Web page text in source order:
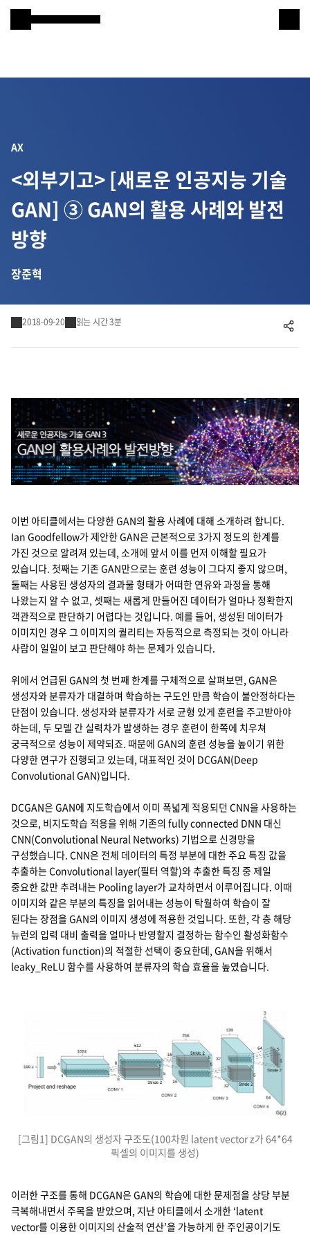
Samsung SDS
디지털 혁신
R&D
물류 서비스
물류 소개
인사이트
인사이트 리포트
고객사례
회사정보
회사소개
투자정보
지속가능경영
이벤트/웨비나
채용
지원
고객 지원
파트너 지원
AX
<외부기고> [새로운 인공지능 기술
GAN] ③ GAN의 활용 사례와 발전
방향
장준혁
2018-09-20
읽는 시간 3분
공유하기
이번 아티클에서는 다양한 GAN의 활용 사례에 대해 소개하려 합니다.
Ian Goodfellow가 제안한 GAN은 근본적으로 3가지 정도의 한계를
가진 것으로 알려져 있는데, 소개에 앞서 이를 먼저 이해할 필요가
있습니다. 첫째는 기존 GAN만으로는 훈련 성능이 그다지 좋지 않으며,
둘째는 사용된 생성자의 결과물 형태가 어떠한 연유와 과정을 통해
나왔는지 알 수 없고, 셋째는 새롭게 만들어진 데이터가 얼마나 정확한지
객관적으로 판단하기 어렵다는 것입니다. 예를 들어, 생성된 데이터가
이미지인 경우 그 이미지의 퀄리티는 자동적으로 측정되는 것이 아니라
사람이 일일이 보고 판단해야 하는 문제가 있습니다.
위에서 언급된 GAN의 첫 번째 한계를 구체적으로 살펴보면, GAN은
생성자와 분류자가 대결하며 학습하는 구도인 만큼 학습이 불안정하다는
단점이 있습니다. 생성자와 분류자가 서로 균형 있게 훈련을 주고받아야
하는데, 두 모델 간 실력차가 발생하는 경우 훈련이 한쪽에 치우쳐
궁극적으로 성능이 제약되죠. 때문에 GAN의 훈련 성능을 높이기 위한
다양한 연구가 진행되고 있는데, 대표적인 것이 DCGAN(Deep
Convolutional GAN)입니다.
DCGAN은 GAN에 지도학습에서 이미 폭넓게 적용되던 CNN을 사용하는
것으로, 비지도학습 적용을 위해 기존의 fully connected DNN 대신
CNN(Convolutional Neural Networks) 기법으로 신경망을
구성했습니다. CNN은 전체 데이터의 특정 부분에 대한 주요 특징 값을
추출하는 Convolutional layer(필터 역할)와 추출한 특징 중 제일
중요한 값만 추려내는 Pooling layer가 교차하면서 이루어집니다. 이때
이미지와 같은 부분의 특징을 읽어내는 성능이 탁월하여 학습이 잘
된다는 장점을 GAN의 이미지 생성에 적용한 것입니다. 또한, 각 층 해당
뉴런의 입력 대비 출력을 얼마나 반영할지 결정하는 함수인 활성화함수
(Activation function)의 적절한 선택이 중요한데, GAN을 위해서
leaky_ReLU 함수를 사용하여 분류자의 학습 효율을 높였습니다.
[그림1] DCGAN의 생성자 구조도(100차원 latent vector z가 64*64
픽셀의 이미지를 생성)
이러한 구조를 통해 DCGAN은 GAN의 학습에 대한 문제점을 상당 부분
극복해내면서 주목을 받았으며, 지난 아티클에서 소개한 ‘latent
vector를 이용한 이미지의 산술적 연산’을 가능하게 한 주인공이기도